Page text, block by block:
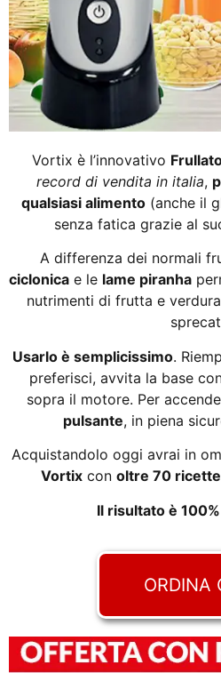
Vortix è l’innovativo
record di vendita in italia,
qualsiasi alimento (anche il
senza fatica grazie al
A differenza dei normali
ciclonica e le lame piranha
nutrimenti di frutta e
Usarlo è semplicissimo.
preferisci, avvita la base
sopra il motore. Per
pulsante, in piena
Acquistandolo oggi avrai in
Vortixcon oltre 70 ricette
Il risultato è
ORDINA